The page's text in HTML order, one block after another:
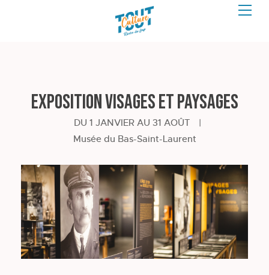
Exposition Visages et paysages
DU 1 JANVIER AU 31 AOÛT
|
Musée du Bas-Saint-Laurent